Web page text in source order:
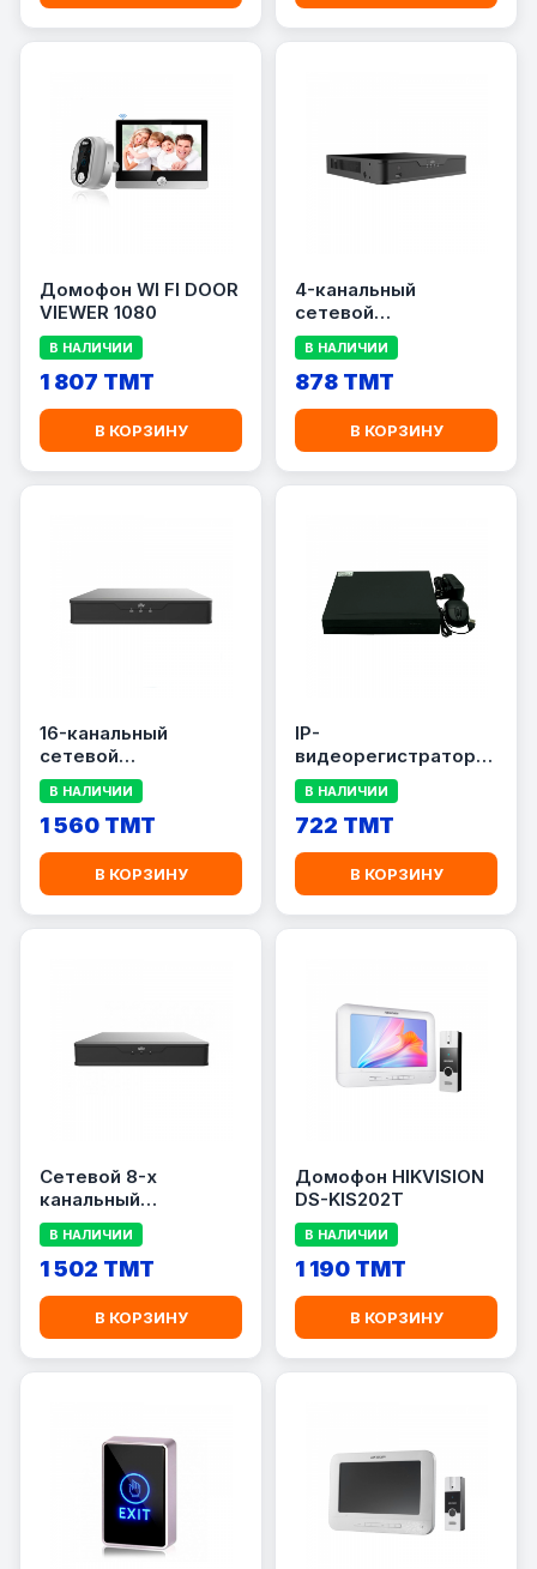
Домофон WI FI DOOR
VIEWER 1080
В НАЛИЧИИ
1 807 TMT
В КОРЗИНУ
4-канальный
сетевой
видеорегистратор
UNV NVR301-04S3
В НАЛИЧИИ
878 TMT
В КОРЗИНУ
16-канальный
сетевой
видеорегистратор
UNV NVR301-16X
В НАЛИЧИИ
1 560 TMT
В КОРЗИНУ
IP-
видеорегистратор
NVR-6004
В НАЛИЧИИ
722 TMT
В КОРЗИНУ
Сетевой 8-х
канальный
видеорегистратор
UNV NVR501-08B
В НАЛИЧИИ
1 502 TMT
В КОРЗИНУ
Домофон HIKVISION
DS-KIS202T
В НАЛИЧИИ
1 190 TMT
В КОРЗИНУ